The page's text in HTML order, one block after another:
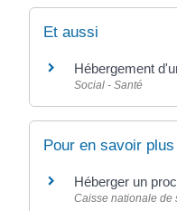
Et aussi
Hébergement
Social - Santé
Pour en savoir plus
Héberger un
Caisse nationale de